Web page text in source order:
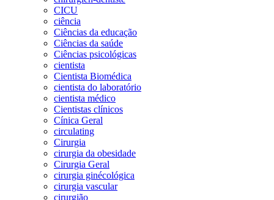
CICU
ciência
Ciências da educação
Ciências da saúde
Ciências psicológicas
cientista
Cientista Biomédica
cientista do laboratório
cientista médico
Cientistas clínicos
Cínica Geral
circulating
Cirurgia
cirurgia da obesidade
Cirurgia Geral
cirurgia ginécológica
cirurgia vascular
cirurgião